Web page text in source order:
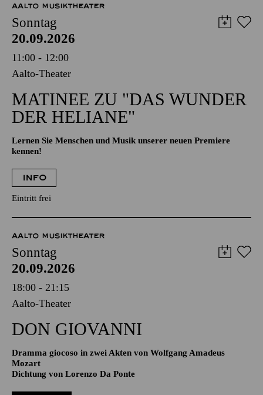
AALTO MUSIKTHEATER
Sonntag
20.09.2026
11:00 - 12:00
Aalto-Theater
MATINEE ZU "DAS WUNDER
DER HELIANE"
Lernen Sie Menschen und Musik unserer neuen Premiere
kennen!
INFO
Eintritt frei
AALTO MUSIKTHEATER
Sonntag
20.09.2026
18:00 - 21:15
Aalto-Theater
DON GIO­VANNI
Dramma giocoso in zwei Akten von Wolfgang Amadeus
Mozart
Dichtung von Lorenzo Da Ponte